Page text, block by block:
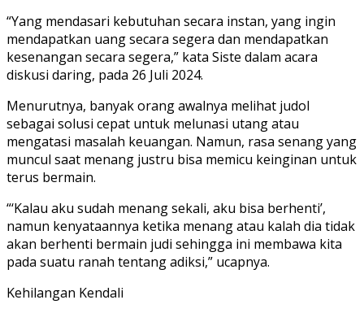
“Yang mendasari kebutuhan secara instan, yang ingin
mendapatkan uang secara segera dan mendapatkan
kesenangan secara segera,” kata Siste dalam acara
diskusi daring, pada 26 Juli 2024.
Menurutnya, banyak orang awalnya melihat judol
sebagai solusi cepat untuk melunasi utang atau
mengatasi masalah keuangan. Namun, rasa senang yang
muncul saat menang justru bisa memicu keinginan untuk
terus bermain.
“‘Kalau aku sudah menang sekali, aku bisa berhenti’,
namun kenyataannya ketika menang atau kalah dia tidak
akan berhenti bermain judi sehingga ini membawa kita
pada suatu ranah tentang adiksi,” ucapnya.
Kehilangan Kendali